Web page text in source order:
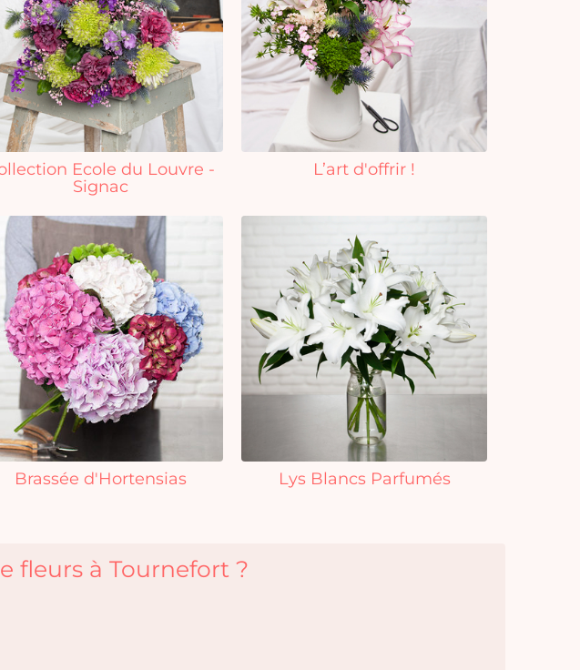
Ecole du Louvre -
Signac
L’art d'offrir !
Brassée d'Hortensias Lys Blancs Parfumés
fleurs à Tournefort ?